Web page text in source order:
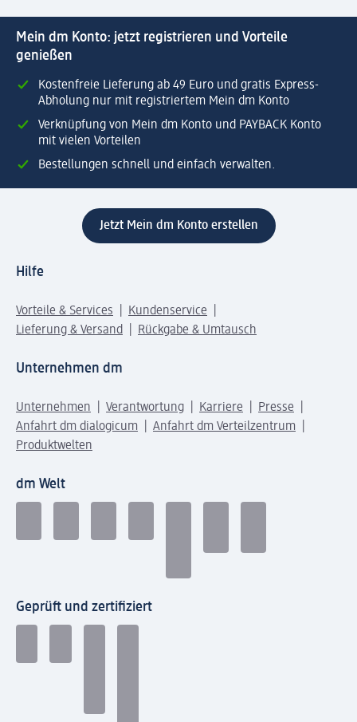
Mein dm Konto: jetzt registrieren und Vorteile
genießen
Kostenfreie Lieferung ab 49 Euro und gratis Express-
Abholung nur mit registriertem Mein dm Konto
Verknüpfung von Mein dm Konto und PAYBACK Konto
mit vielen Vorteilen
Bestellungen schnell und einfach verwalten.
Jetzt Mein dm Konto erstellen
Hilfe
Vorteile & Services
Kundenservice
Lieferung & Versand
Rückgabe & Umtausch
Unternehmen dm
Unternehmen Verantwortung Karriere
Presse
Anfahrt dm dialogicum
Anfahrt dm Verteilzentrum
Produktwelten
dm Welt
Geprüft und zertifiziert